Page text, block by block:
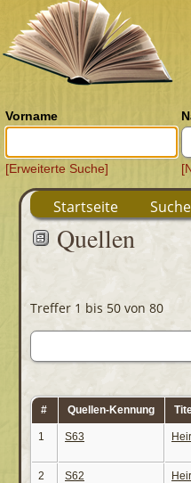
Vorname
[Erweiterte Suche]
Startseite Suche
Quellen
Treffer 1 bis 50 von 80
# Quellen-Kennung
1 S63
2 S62